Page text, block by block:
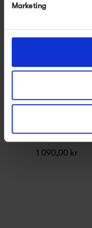
Marketing
Vitra Wooden Doll
1 090,00 kr